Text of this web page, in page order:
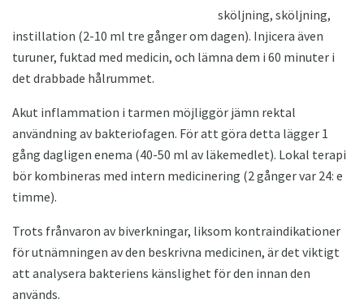
sköljning, sköljning,
instillation (2-10 ml tre gånger om dagen). Injicera även
turuner, fuktad med medicin, och lämna dem i 60 minuter i
det drabbade hålrummet.
Akut inflammation i tarmen möjliggör jämn rektal
användning av bakteriofagen. För att göra detta lägger 1
gång dagligen enema (40-50 ml av läkemedlet). Lokal terapi
bör kombineras med intern medicinering (2 gånger var 24: e
timme).
Trots frånvaron av biverkningar, liksom kontraindikationer
för utnämningen av den beskrivna medicinen, är det viktigt
att analysera bakteriens känslighet för den innan den
används.